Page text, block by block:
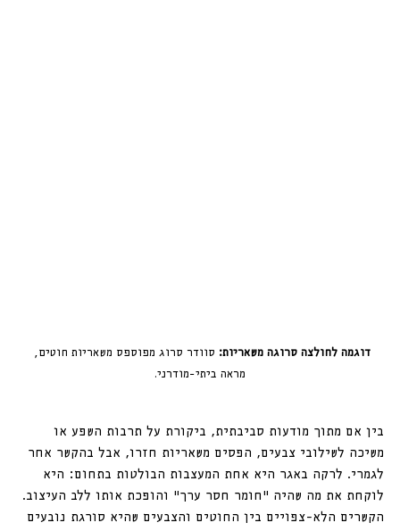
דוגמה לחולצה סרוגה משאריות: סוודר סרוג מפוספס משאריות חוטים,
מראה ביתי-מודרני.
בין אם מתוך מודעות סביבתית, ביקורת על תרבות השפע או
משיכה לשילובי צבעים, הפסים משאריות חזרו, אבל בהקשר אחר
לגמרי. לרקה באגר היא אחת המעצבות הבולטות בתחום: היא
לוקחת את מה שהיה “חומר חסר ערך” והופכת אותו ללב העיצוב.
הקשרים הלא-צפויים בין החוטים והצבעים שהיא סורגת נובעים